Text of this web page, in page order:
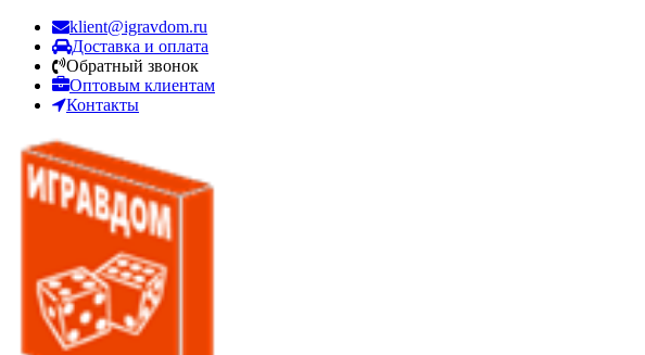
klient@igravdom.ru
Доставка и оплата
Обратный звонок
Оптовым клиентам
Контакты